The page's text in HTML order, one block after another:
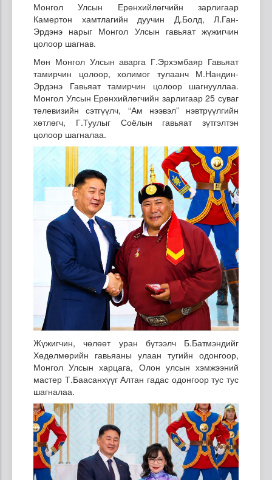
Монгол Улсын Ерөнхийлөгчийн зарлигаар
Камертон хамтлагийн дуучин Д.Болд, Л.Ган-
Эрдэнэ нарыг Монгол Улсын гавьяат жүжигчин
цолоор шагнав.
Мөн Монгол Улсын аварга Г.Эрхэмбаяр Гавьяат
тамирчин цолоор, холимог тулаанч М.Нандин-
Эрдэнэ Гавьяат тамирчин цолоор шагнууллаа.
Монгол Улсын Ерөнхийлөгчийн зарлигаар 25 суваг
телевизийн сэтгүүлч, “Ам нээвэл” нэвтрүүлгийн
хөтлөгч, Г.Туулыг Соёлын гавьяат зүтгэлтэн
цолоор шагналаа.
Жүжигчин, чөлөөт уран бүтээлч Б.Батмэндийг
Хөдөлмөрийн гавьяаны улаан тугийн одонгоор,
Монгол Улсын харцага, Олон улсын хэмжээний
мастер Т.Баасанхүүг Алтан гадас одонгоор тус тус
шагналаа.